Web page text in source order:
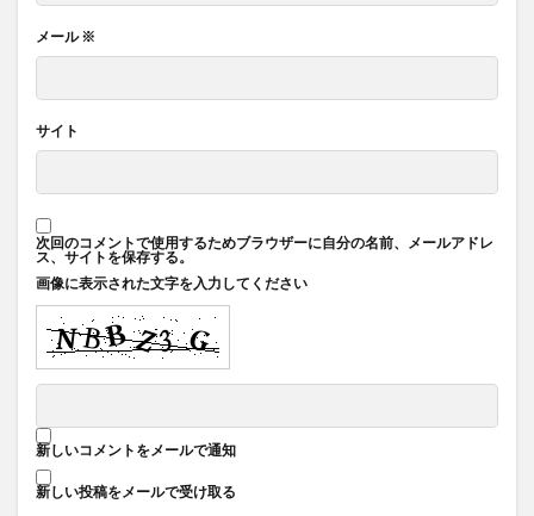
メール※
サイト
次回のコメントで使用するためブラウザーに自分の名前、メールアドレ
ス、サイトを保存する。
画像に表示された文字を入力してください
新しいコメントをメールで通知
新しい投稿をメールで受け取る